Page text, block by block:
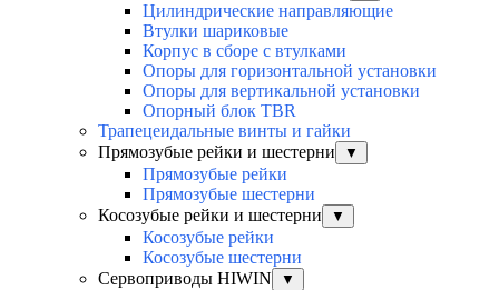
Цилиндрические направляющие
Втулки шариковые
Корпус в сборе с втулками
Опоры для горизонтальной установки
Опоры для вертикальной установки
Опорный блок TBR
Трапецеидальные винты и гайки
Прямозубые рейки и шестерни
▼
Прямозубые рейки
Прямозубые шестерни
Косозубые рейки и шестерни
▼
Косозубые рейки
Косозубые шестерни
Сервоприводы HIWIN
▼